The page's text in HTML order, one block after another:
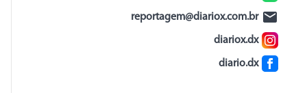
reportagem@diariox.com.br
diariox.dx
diario.dx